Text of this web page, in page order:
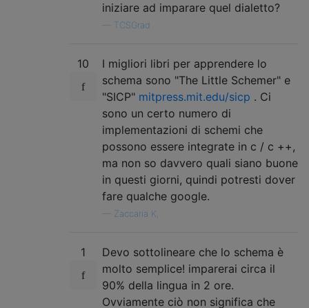
iniziare ad imparare quel dialetto?
TCSGrad
10
I migliori libri per apprendere lo
schema sono "The Little Schemer" e
"SICP" mitpress.mit.edu/sicp . Ci
sono un certo numero di
implementazioni di schemi che
possono essere integrate in c / c ++,
ma non so davvero quali siano buone
in questi giorni, quindi potresti dover
fare qualche google.
Zaccaria K,
1
Devo sottolineare che lo schema è
molto semplice! imparerai circa il
90% della lingua in 2 ore.
Ovviamente ciò non significa che